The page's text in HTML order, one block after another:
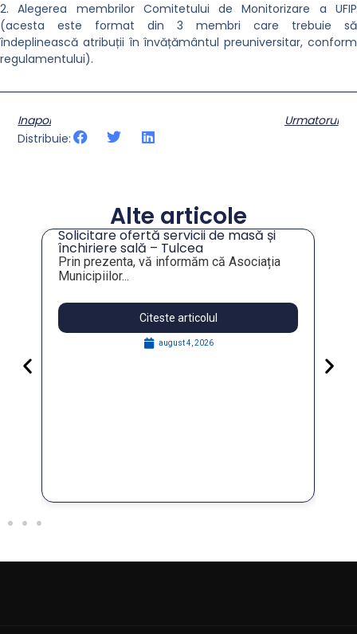
2. Alegerea membrilor Comitetului de Monitorizare a UFIP
(acesta este format din 3 membri care trebuie să
îndeplinească atribuții în învățământul preuniversitar, conform
regulamentului).
Inapoi
Urmatorul
Distribuie:
Alte articole
Solicitare ofertă servicii de masă și
închiriere sală – Tulcea
Prin prezenta, vă informăm că Asociația
Municipiilor...
Citeste articolul
august 4, 2026